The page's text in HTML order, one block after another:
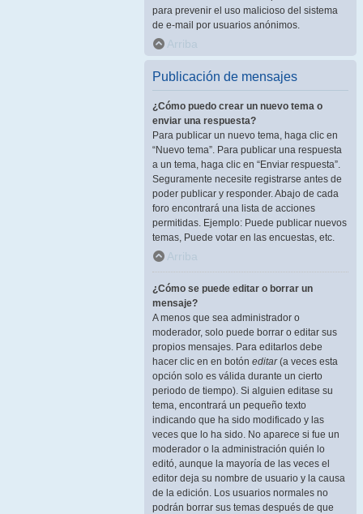
para prevenir el uso malicioso del sistema
de e-mail por usuarios anónimos.
Arriba
Publicación de mensajes
¿Cómo puedo crear un nuevo tema o
enviar una respuesta?
Para publicar un nuevo tema, haga clic en
“Nuevo tema”. Para publicar una respuesta
a un tema, haga clic en “Enviar respuesta”.
Seguramente necesite registrarse antes de
poder publicar y responder. Abajo de cada
foro encontrará una lista de acciones
permitidas. Ejemplo: Puede publicar nuevos
temas, Puede votar en las encuestas, etc.
Arriba
¿Cómo se puede editar o borrar un
mensaje?
A menos que sea administrador o
moderador, solo puede borrar o editar sus
propios mensajes. Para editarlos debe
hacer clic en en botón editar(a veces esta
opción solo es válida durante un cierto
periodo de tiempo). Si alguien editase su
tema, encontrará un pequeño texto
indicando que ha sido modificado y las
veces que lo ha sido. No aparece si fue un
moderador o la administración quién lo
editó, aunque la mayoría de las veces el
editor deja su nombre de usuario y la causa
de la edición. Los usuarios normales no
podrán borrar sus temas después de que